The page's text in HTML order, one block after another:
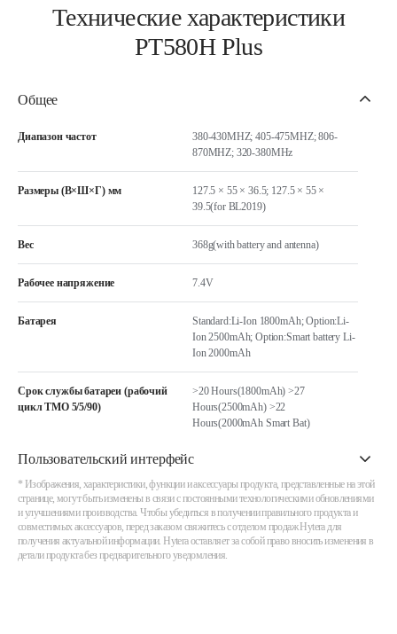
Технические характеристики
PT580H Plus
Общее
Диапазон частот
380-430MHZ; 405-475MHZ; 806-
870MHZ; 320-380MHz
Размеры (В×Ш×Г) мм
127.5 × 55 × 36.5; 127.5 × 55 ×
39.5(for BL2019)
Вес 368g(with battery and antenna)
Рабочее напряжение 7.4V
Батарея
Standard:Li-Ion 1800mAh; Option:Li-
Ion 2500mAh; Option:Smart battery Li-
Ion 2000mAh
Срок службы батареи (рабочий
цикл TMO 5/5/90)
>20 Hours(1800mAh) >27
Hours(2500mAh) >22
Hours(2000mAh Smart Bat)
Пользовательский интерфейс
* Изображения, характеристики, функции и аксессуары продукта, представленные на этой
странице, могут быть изменены в связи с постоянными технологическими обновлениями
и улучшениями производства. Чтобы убедиться в получении правильного продукта и
совместимых аксессуаров, перед заказом свяжитесь с отделом продаж Hytera для
получения актуальной информации. Hytera оставляет за собой право вносить изменения в
детали продукта без предварительного уведомления.